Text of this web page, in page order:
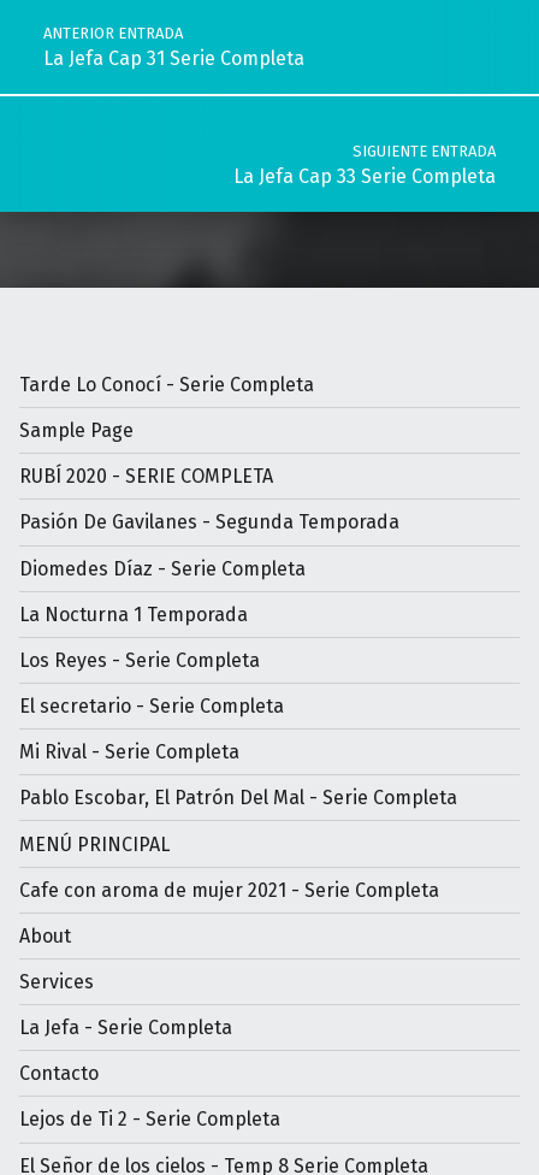
ANTERIOR ENTRADA
La Jefa Cap 31 Serie Completa
SIGUIENTE ENTRADA
La Jefa Cap 33 Serie Completa
Tarde Lo Conocí - Serie Completa
Sample Page
RUBÍ 2020 - SERIE COMPLETA
Pasión De Gavilanes - Segunda Temporada
Diomedes Díaz - Serie Completa
La Nocturna 1 Temporada
Los Reyes - Serie Completa
El secretario - Serie Completa
Mi Rival - Serie Completa
Pablo Escobar, El Patrón Del Mal - Serie Completa
MENÚ PRINCIPAL
Cafe con aroma de mujer 2021 - Serie Completa
About
Services
La Jefa - Serie Completa
Contacto
Lejos de Ti 2 - Serie Completa
El Señor de los cielos - Temp 8 Serie Completa